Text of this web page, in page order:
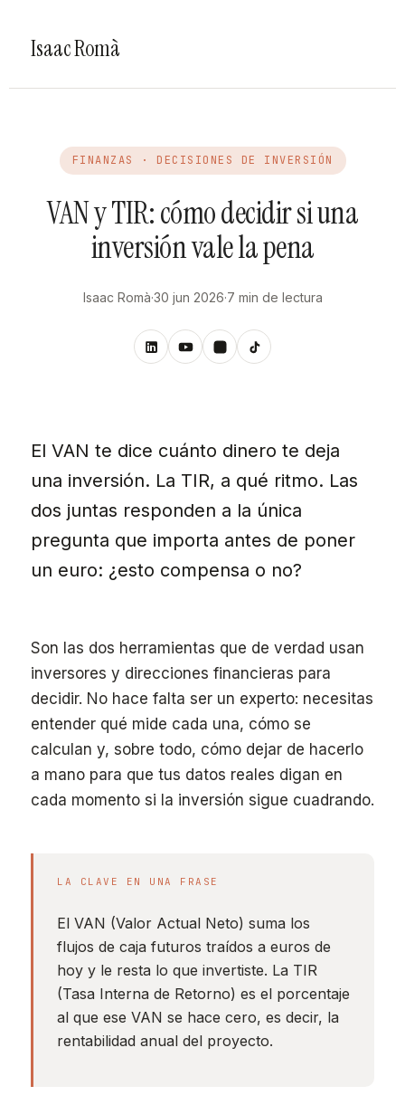
Isaac Romà
FINANZAS · DECISIONES DE INVERSIÓN
VAN y TIR: cómo decidir si una
inversión vale la pena
Isaac Romà·30 jun 2026·7 min de lectura
El VAN te dice cuánto dinero te deja
una inversión. La TIR, a qué ritmo. Las
dos juntas responden a la única
pregunta que importa antes de poner
un euro: ¿esto compensa o no?
Son las dos herramientas que de verdad usan
inversores y direcciones financieras para
decidir. No hace falta ser un experto: necesitas
entender qué mide cada una, cómo se
calculan y, sobre todo, cómo dejar de hacerlo
a mano para que tus datos reales digan en
cada momento si la inversión sigue cuadrando.
LA CLAVE EN UNA FRASE
El VAN (Valor Actual Neto) suma los
flujos de caja futuros traídos a euros de
hoy y le resta lo que invertiste. La TIR
(Tasa Interna de Retorno) es el porcentaje
al que ese VAN se hace cero, es decir, la
rentabilidad anual del proyecto.